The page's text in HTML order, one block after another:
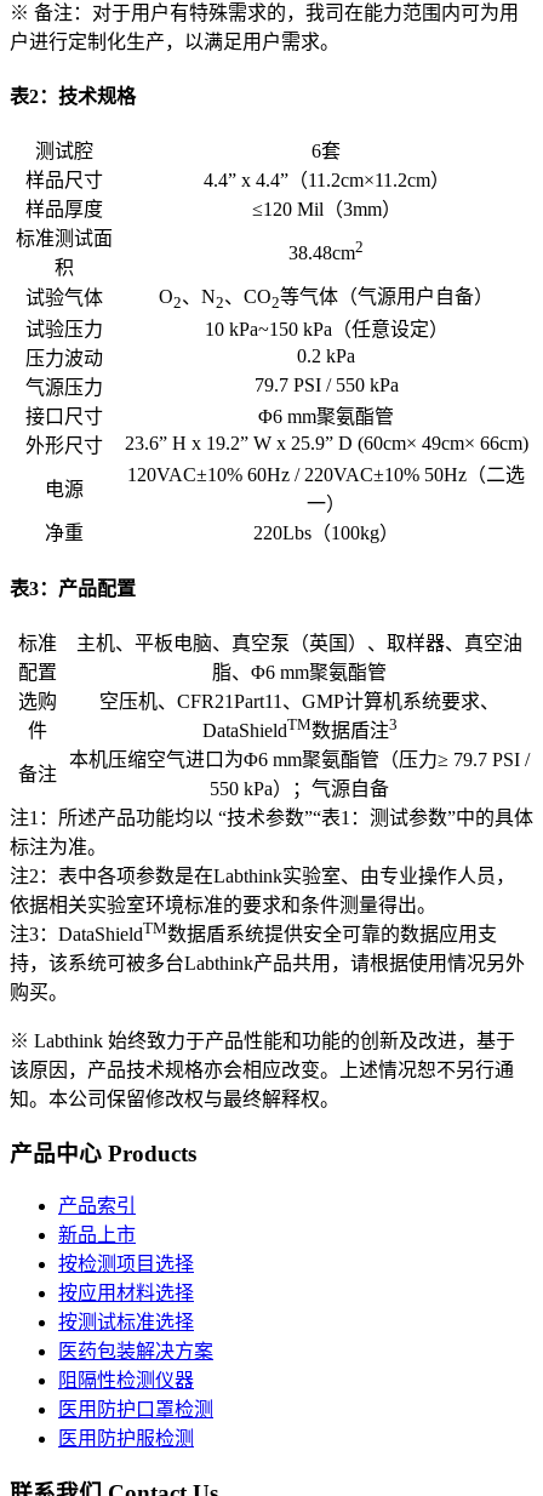
※ 备注：对于用户有特殊需求的，我司在能力范围内可为用
户进行定制化生产，以满足用户需求。
表2：技术规格
测试腔
6套
样品尺寸
4.4” x 4.4”（11.2cm×11.2cm）
样品厚度
≤120 Mil（3mm）
标准测试面
积
38.48cm2
试验气体 O2、N2、CO2等气体（气源用户自备）
试验压力
10 kPa~150 kPa（任意设定）
压力波动
0.2 kPa
气源压力
79.7 PSI / 550 kPa
接口尺寸
Φ6 mm聚氨酯管
外形尺寸
23.6” H x 19.2” W x 25.9” D (60cm× 49cm× 66cm)
电源
120VAC±10% 60Hz / 220VAC±10% 50Hz（二选
一）
净重
220Lbs（100kg）
表3：产品配置
标准
配置
主机、平板电脑、真空泵（英国）、取样器、真空油
脂、Φ6 mm聚氨酯管
选购
件
空压机、CFR21Part11、GMP计算机系统要求、
DataShieldTM数据盾注3
备注
本机压缩空气进口为Φ6 mm聚氨酯管（压力≥ 79.7 PSI /
550 kPa）；气源自备
注1：所述产品功能均以 “技术参数”“表1：测试参数”中的具体
标注为准。
注2：表中各项参数是在Labthink实验室、由专业操作人员，
依据相关实验室环境标准的要求和条件测量得出。
注3：DataShieldTM数据盾系统提供安全可靠的数据应用支
持，该系统可被多台Labthink产品共用，请根据使用情况另外
购买。
※ Labthink 始终致力于产品性能和功能的创新及改进，基于
该原因，产品技术规格亦会相应改变。上述情况恕不另行通
知。本公司保留修改权与最终解释权。
产品中心 Products
产品索引
新品上市
按检测项目选择
按应用材料选择
按测试标准选择
医药包装解决方案
阻隔性检测仪器
医用防护口罩检测
医用防护服检测